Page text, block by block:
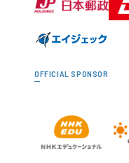
OFFICIAL SPONSOR